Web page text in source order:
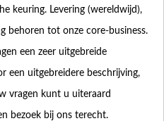
keuring. Levering (wereldwijd),
behoren tot onze core-business.
een zeer uitgebreide
een uitgebreidere beschrijving,
vragen kunt u uiteraard
bezoek bij ons terecht.